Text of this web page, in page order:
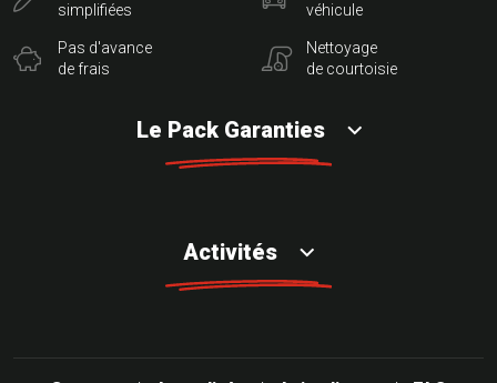
simplifiées
Pas d'avance
de frais
véhicule
Nettoyage
de courtoisie
Le Pack Garanties
Activités